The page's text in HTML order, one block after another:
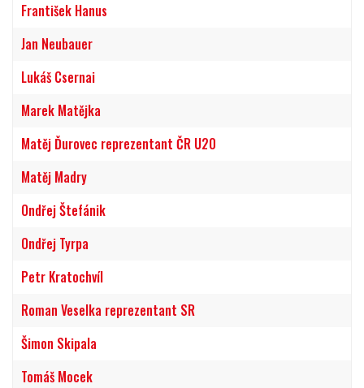
František Hanus
Jan Neubauer
Lukáš Csernai
Marek Matějka
Matěj Ďurovec reprezentant ČR U20
Matěj Madry
Ondřej Štefánik
Ondřej Tyrpa
Petr Kratochvíl
Roman Veselka reprezentant SR
Šimon Skipala
Tomáš Mocek